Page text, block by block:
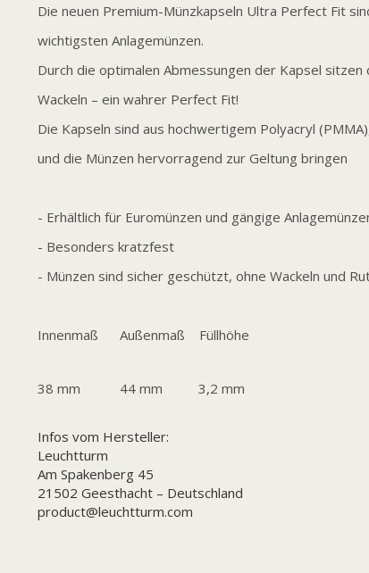
Die neuen Premium-Münzkapseln Ultra Perfect Fit
wichtigsten Anlagemünzen.
Durch die optimalen Abmessungen der Kapsel sitzen
Wackeln – ein wahrer Perfect Fit!
Die Kapseln sind aus hochwertigem Polyacryl
und die Münzen hervorragend zur Geltung bringen
- Erhältlich für Euromünzen und gängige
- Besonders kratzfest
- Münzen sind sicher geschützt, ohne Wackeln und
Innenmaß Außenmaß Füllhöhe
38 mm 44 mm 3,2 mm
Infos vom Hersteller:
Leuchtturm
Am Spakenberg 45
21502 Geesthacht – Deutschland
product@leuchtturm.com